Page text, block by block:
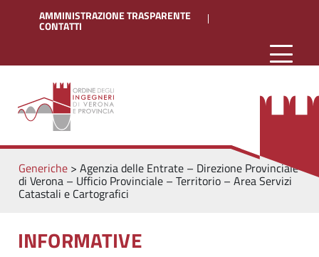
AMMINISTRAZIONE TRASPARENTE
CONTATTI
Generiche> Agenzia delle Entrate – Direzione Provinciale
di Verona – Ufficio Provinciale – Territorio – Area Servizi
Catastali e Cartografici
INFORMATIVE